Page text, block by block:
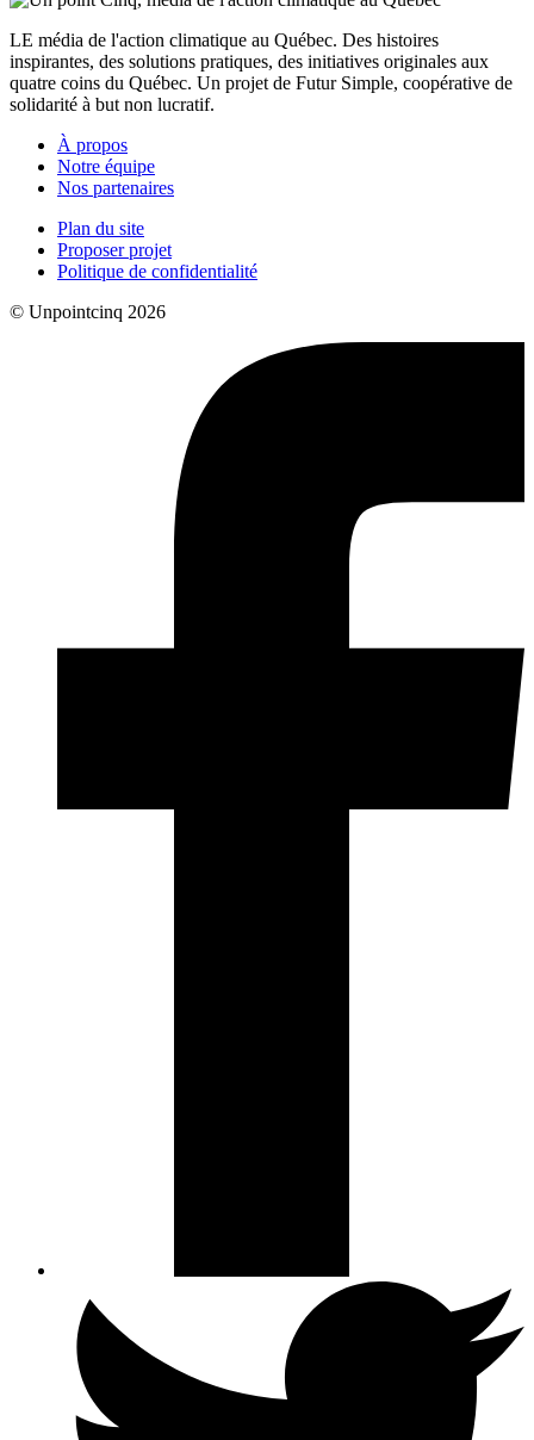
LE média de l'action climatique au Québec. Des histoires
inspirantes, des solutions pratiques, des initiatives originales aux
quatre coins du Québec. Un projet de Futur Simple, coopérative de
solidarité à but non lucratif.
À propos
Notre équipe
Nos partenaires
Plan du site
Proposer projet
Politique de confidentialité
© Unpointcinq 2026